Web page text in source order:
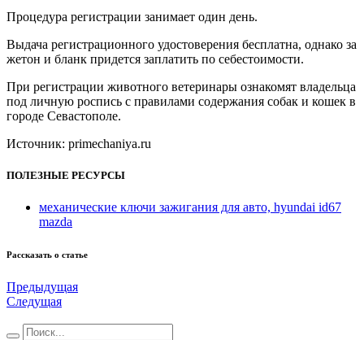
Процедура регистрации занимает один день.
Выдача регистрационного удостоверения бесплатна, однако за
жетон и бланк придется заплатить по себестоимости.
При регистрации животного ветеринары ознакомят владельца
под личную роспись с правилами содержания собак и кошек в
городе Севастополе.
Источник: primechaniya.ru
ПОЛЕЗНЫЕ РЕСУРСЫ
механические ключи зажигания для авто, hyundai id67
mazda
Рассказать о статье
Предыдущая
Следущая